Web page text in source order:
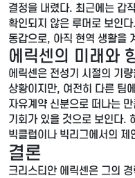
결정을 내렸다. 최근에는 갑
확인되지 않은 루머로 보인
동갑으로, 아직 현역 생활을
에릭센의 미래와
에릭센은 전성기 시절의 기
상황이지만, 여전히 다른 팀
자유계약 신분으로 떠나는
기회가 있을 것으로 보인다.
빅클럽이나 빅리그에서의
결론
크리스티안 에릭센은 그의